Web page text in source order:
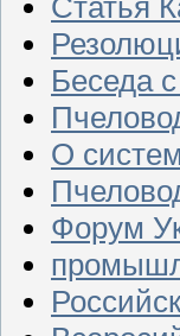
Беседа
О
Форум